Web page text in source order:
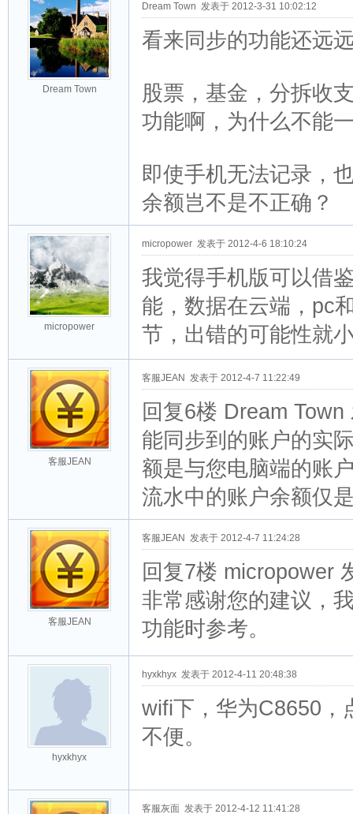
Dream Town
Dream Town 发表于 2012-3-31 10:02:12
看来同步的功能还远
股票，基金，分拆收
功能啊，为什么不能
即使手机无法记录，
余额岂不是不正确？
micropower
micropower 发表于 2012-4-6 18:10:24
我觉得手机版可以借
能，数据在云端，pc
节，出错的可能性就
客服JEAN
客服JEAN 发表于 2012-4-7 11:22:49
回复6楼 Dream
能同步到的账户的实
额是与您电脑端的账
流水中的账户余额仅
客服JEAN
客服JEAN 发表于 2012-4-7 11:24:28
回复7楼 micropower
非常感谢您的建议，
功能时参考。
hyxkhyx
hyxkhyx 发表于 2012-4-11 20:48:38
wifi下，华为C8650，
不便。
客服灰面 发表于 2012-4-12 11:41:28